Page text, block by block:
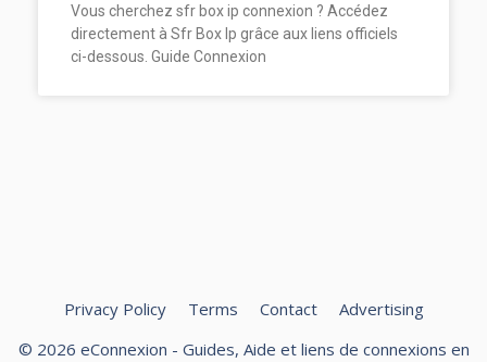
Vous cherchez sfr box ip connexion ? Accédez
directement à Sfr Box Ip grâce aux liens officiels
ci-dessous. Guide Connexion
Privacy Policy Terms Contact
Advertising
© 2026 eConnexion - Guides, Aide et liens de connexions en